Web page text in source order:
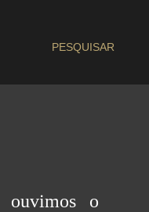
PESQUISAR
ouvimos o